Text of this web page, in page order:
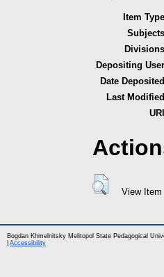
Item
Depositing
Date
Last
View Item
Bogdan Khmelnitsky Melitopol State Pedagogical
Accessibility